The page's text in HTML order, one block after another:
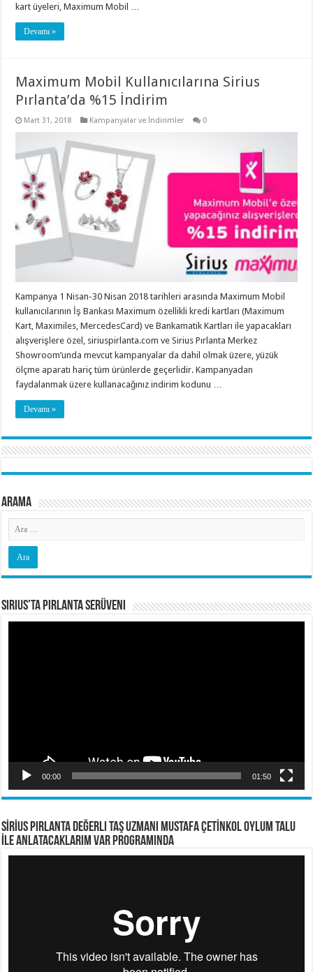
kart üyeleri, Maximum Mobil …
Devamı »
Maximum Mobil Kullanıcılarına Sirius
Pırlanta’da %15 İndirim
Mart 31, 2018 Kampanyalar ve İndirimler 0
Kampanya 1 Nisan-30 Nisan 2018 tarihleri arasında Maximum Mobil
kullanıcılarının İş Bankası Maximum özellikli kredi kartları (Maximum
Kart, Maximiles, MercedesCard) ve Bankamatik Kartları ile yapacakları
alışverişlere özel, siriuspirlanta.com ve Sirius Pırlanta Merkez
Showroom’unda mevcut kampanyalar da dahil olmak üzere, yüzük
ölçme aparatı hariç tüm ürünlerde geçerlidir. Kampanyadan
faydalanmak üzere kullanacağınız indirim kodunu …
Devamı »
Arama
Sirius’ta Pırlanta Serüveni
00:00 01:50
SİRİUS PIRLANTA Değerli Taş Uzmanı Mustafa ÇETİNKOL OYLUM TALU
İLE ANLATACAKLARIM VAR PROGRAMINDA